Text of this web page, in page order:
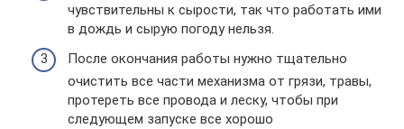
чувствительны к сырости, так что работать ими
в дождь и сырую погоду нельзя.
После окончания работы нужно тщательно
очистить все части механизма от грязи, травы,
протереть все провода и леску, чтобы при
следующем запуске все хорошо